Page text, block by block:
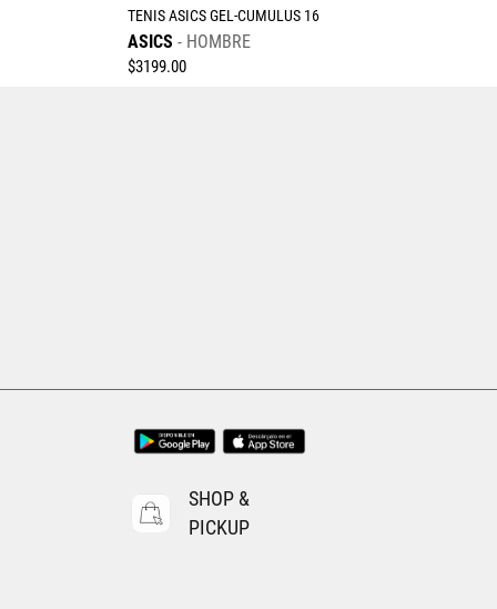
TENIS ASICS GEL-CUMULUS 16
ASICS HOMBRE
$3199.00
SHOP &
PICKUP